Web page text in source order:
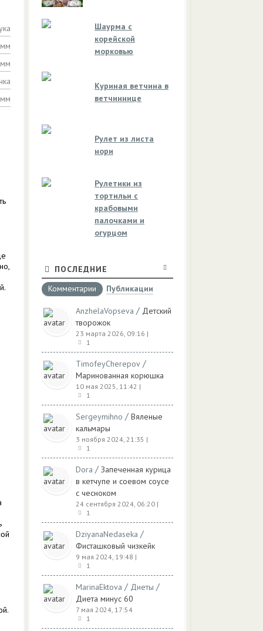
Шаурма с
корейской
морковью
Куриная ветчина в
ветчиннице
Рулет из листа
нори
Рулетики из
тортильи с
крабовыми
палочками и
огурцом
ПОСЛЕДНИЕ
Комментарии
Публикации
AnzhelaVopseva / Детский
творожок
23 марта 2026, 09:16 |
1
TimofeyCherepov /
Маринованная корюшка
10 мая 2025, 11:42 |
1
Sergeymihno / Вяленые
кальмары
3 ноября 2024, 21:35 |
1
Dora / Запеченная курица
в кетчупе и соевом соусе
с чесноком
24 сентября 2024, 06:20 |
1
DziyanaNedaseka /
Фисташковый чизкейк
9 мая 2024, 19:48 |
1
MarinaEktova / Диеты /
Диета минус 60
7 мая 2024, 17:54
1